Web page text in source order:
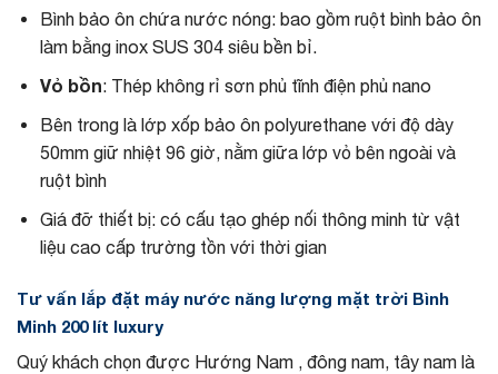
Bình bảo ôn chứa nước nóng: bao gồm ruột bình bảo ôn
làm bằng inox SUS 304 siêu bền bỉ.
Vỏ bồn: Thép không rỉ sơn phủ tĩnh điện phủ nano
Bên trong là lớp xốp bảo ôn polyurethane với độ dày
50mm giữ nhiệt 96 giờ, nằm giữa lớp vỏ bên ngoài và
ruột bình
Giá đỡ thiết bị: có cấu tạo ghép nối thông minh từ vật
liệu cao cấp trường tồn với thời gian
Tư vấn lắp đặt máy nước năng lượng mặt trời Bình
Minh 200 lít luxury
Quý khách chọn được Hướng Nam , đông nam, tây nam là